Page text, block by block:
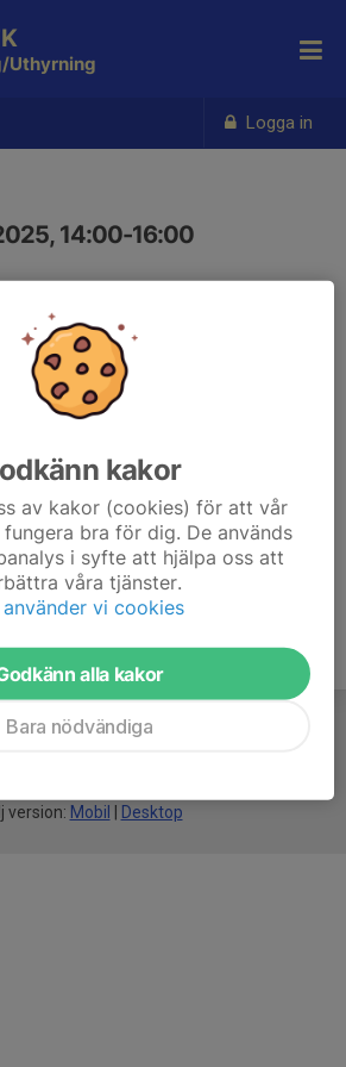
Logga in
Uthyrning
14:00-16:00
version: Mobil Desktop
kakor
av kakor (cookies) för att vår
bra för dig. De används
i syfte att hjälpa oss att
våra tjänster.
använder vi cookies
alla kakor
Bara nödvändiga